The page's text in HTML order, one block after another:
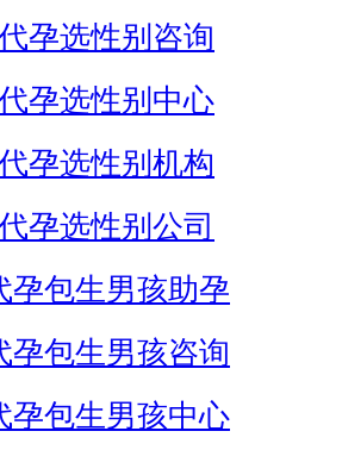
孕选性别咨询
孕选性别中心
孕选性别机构
孕选性别公司
孕包生男孩助孕
孕包生男孩咨询
孕包生男孩中心